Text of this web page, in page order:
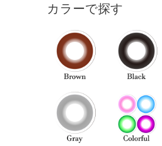
カラーで探す